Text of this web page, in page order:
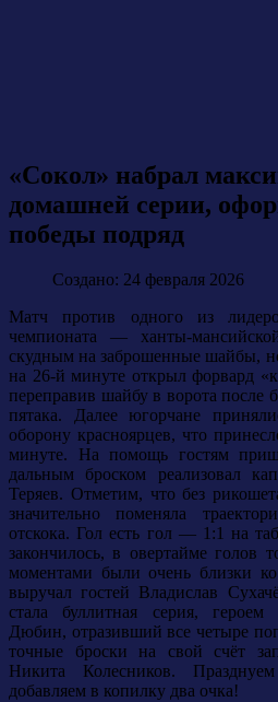
«Сокол» набрал
домашней серии,
победы подряд
Создано: 24 февраля 2026
Матч против одного из
чемпионата — ханты-
скудным на заброшенные шайбы,
на 26-й минуте открыл форвард
переправив шайбу в ворота после
пятака. Далее югорчане
оборону красноярцев, что
минуте. На помощь гостям
дальным броском реализовал
Теряев. Отметим, что без
значительно поменяла
отскока. Гол есть гол — 1:1 на
закончилось, в овертайме голов
моментами были очень близки
выручал гостей Владислав
стала буллитная серия,
Дюбин, отразивший все четыре
точные броски на свой счёт
Никита Колесников.
добавляем в копилку два очка!